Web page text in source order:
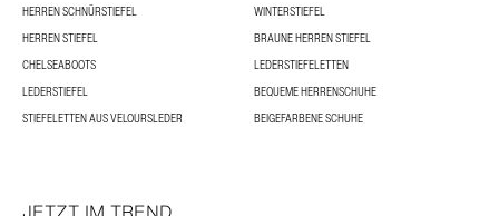
HERREN SCHNÜRSTIEFEL
WINTERSTIEFEL
HERREN STIEFEL
BRAUNE HERREN STIEFEL
CHELSEABOOTS
LEDERSTIEFELETTEN
LEDERSTIEFEL
BEQUEME HERRENSCHUHE
STIEFELETTEN AUS VELOURSLEDER
BEIGEFARBENE SCHUHE